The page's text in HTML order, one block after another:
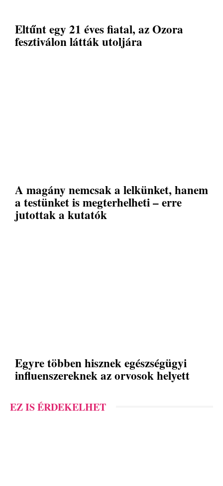
Eltűnt egy 21 éves fiatal, az Ozora
fesztiválon látták utoljára
A magány nemcsak a lelkünket, hanem
a testünket is megterhelheti – erre
jutottak a kutatók
Egyre többen hisznek egészségügyi
influenszereknek az orvosok helyett
EZ IS ÉRDEKELHET